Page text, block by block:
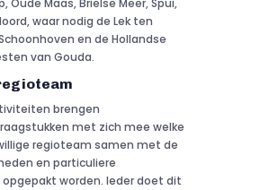
Oude Maas, Brielse Meer, Spui,
waar nodig de Lek ten
en de Hollandse
van Gouda.
brengen
met zich mee welke
regioteam samen met de
en particuliere
worden. Ieder doet dit